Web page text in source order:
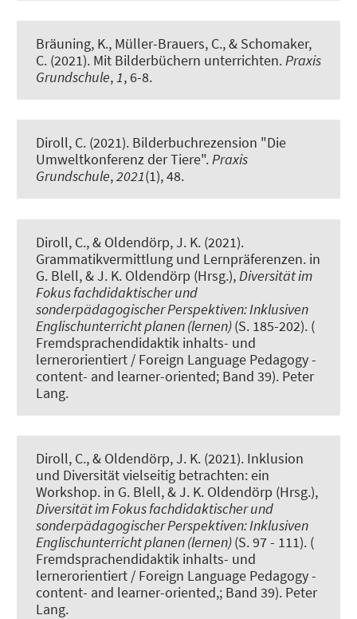
Bräuning, K., Müller-Brauers, C., & Schomaker,
C. (2021). Mit Bilderbüchern unterrichten.Praxis
Grundschule,1, 6-8.
Diroll, C. (2021). Bilderbuchrezension "Die
Umweltkonferenz der Tiere".Praxis
Grundschule,2021(1), 48.
Diroll, C., & Oldendörp, J. K. (2021).
Grammatikvermittlung und Lernpräferenzen. in
G. Blell, & J. K. Oldendörp (Hrsg.),Diversität im
Fokus fachdidaktischer und
sonderpädagogischer Perspektiven: Inklusiven
Englischunterricht planen (lernen)(S. 185-202). (
Fremdsprachendidaktik inhalts- und
lernerorientiert / Foreign Language Pedagogy -
content- and learner-oriented; Band 39). Peter
Lang.
Diroll, C., & Oldendörp, J. K. (2021). Inklusion
und Diversität vielseitig betrachten: ein
Workshop. in G. Blell, & J. K. Oldendörp (Hrsg.),
Diversität im Fokus fachdidaktischer und
sonderpädagogischer Perspektiven: Inklusiven
Englischunterricht planen (lernen)(S. 97 - 111). (
Fremdsprachendidaktik inhalts- und
lernerorientiert / Foreign Language Pedagogy -
content- and learner-oriented,; Band 39). Peter
Lang.